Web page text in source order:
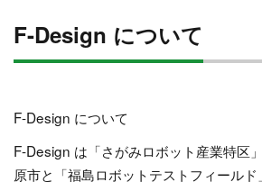
F-Design について
F-Design について
F-Design は「さがみロボット産業特区
原市と「福島ロボットテストフィール